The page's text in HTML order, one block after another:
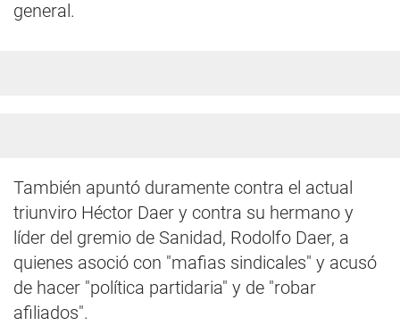
general.
También apuntó duramente contra el actual
triunviro Héctor Daer y contra su hermano y
líder del gremio de Sanidad, Rodolfo Daer, a
quienes asoció con "mafias sindicales" y acusó
de hacer "política partidaria" y de "robar
afiliados".